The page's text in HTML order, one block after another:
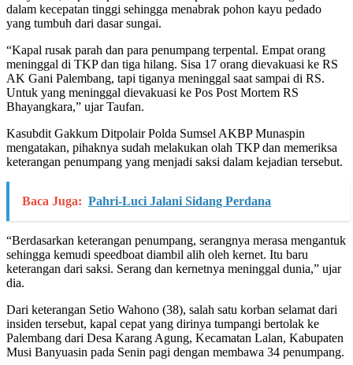
dalam kecepatan tinggi sehingga menabrak pohon kayu pedado
yang tumbuh dari dasar sungai.
“Kapal rusak parah dan para penumpang terpental. Empat orang
meninggal di TKP dan tiga hilang. Sisa 17 orang dievakuasi ke RS
AK Gani Palembang, tapi tiganya meninggal saat sampai di RS.
Untuk yang meninggal dievakuasi ke Pos Post Mortem RS
Bhayangkara,” ujar Taufan.
Kasubdit Gakkum Ditpolair Polda Sumsel AKBP Munaspin
mengatakan, pihaknya sudah melakukan olah TKP dan memeriksa
keterangan penumpang yang menjadi saksi dalam kejadian tersebut.
Baca Juga: Pahri-Luci Jalani Sidang Perdana
“Berdasarkan keterangan penumpang, serangnya merasa mengantuk
sehingga kemudi speedboat diambil alih oleh kernet. Itu baru
keterangan dari saksi. Serang dan kernetnya meninggal dunia,” ujar
dia.
Dari keterangan Setio Wahono (38), salah satu korban selamat dari
insiden tersebut, kapal cepat yang dirinya tumpangi bertolak ke
Palembang dari Desa Karang Agung, Kecamatan Lalan, Kabupaten
Musi Banyuasin pada Senin pagi dengan membawa 34 penumpang.